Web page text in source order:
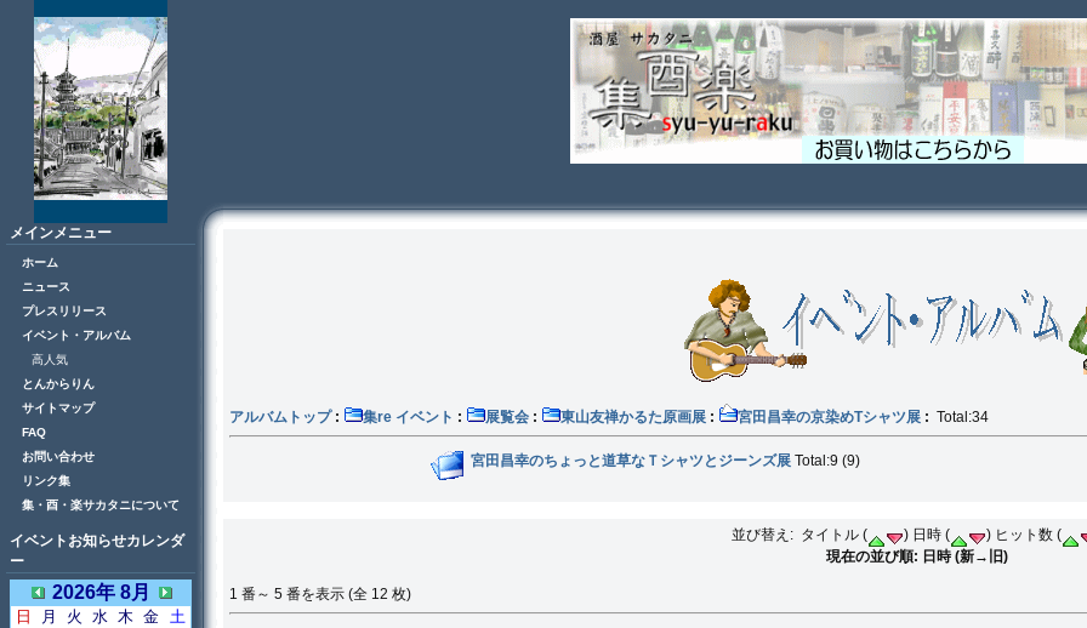
メインメニュー
ホーム
ニュース
プレスリリース
イベント・アルバム
高人気
とんからりん
サイトマップ
FAQ
お問い合わせ
リンク集
集・酉・楽サカタニについて
イベントお知らせカレンダ
ー
2026年 8月
日 月 火 水 木 金 土
アルバムトップ: 集re イベント : 展覧会 : 東山友禅かるた原画展 : 宮田昌幸の京染めTシャツ展 : Total:34
宮田昌幸のちょっと道草なＴシャツとジーンズ展 Total:9 (9)
並び替え: タイトル ( ) 日時 ( ) ヒット数 (
現在の並び順: 日時 (新→旧)
1 番～ 5 番を表示 (全 12 枚)